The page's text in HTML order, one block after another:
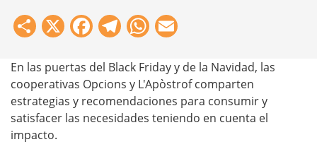
Share
X Facebook
Telegram
WhatsApp
En las puertas del Black Friday y de la Navidad, las
cooperativas Opcions y L'Apòstrof comparten
estrategias y recomendaciones para consumir y
satisfacer las necesidades teniendo en cuenta el
impacto.